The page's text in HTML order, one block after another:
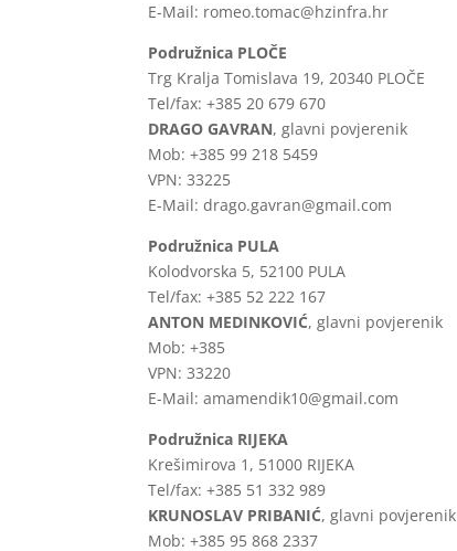
E-Mail: romeo.tomac@hzinfra.hr
Podružnica PLOČE
Trg Kralja Tomislava 19, 20340 PLOČE
Tel/fax: +385 20 679 670
DRAGO GAVRAN, glavni povjerenik
Mob: +385 99 218 5459
VPN: 33225
E-Mail: drago.gavran@gmail.com
Podružnica PULA
Kolodvorska 5, 52100 PULA
Tel/fax: +385 52 222 167
ANTON MEDINKOVIĆ, glavni povjerenik
Mob: +385
VPN: 33220
E-Mail: amamendik10@gmail.com
Podružnica RIJEKA
Krešimirova 1, 51000 RIJEKA
Tel/fax: +385 51 332 989
KRUNOSLAV PRIBANIĆ, glavni povjerenik
Mob: +385 95 868 2337